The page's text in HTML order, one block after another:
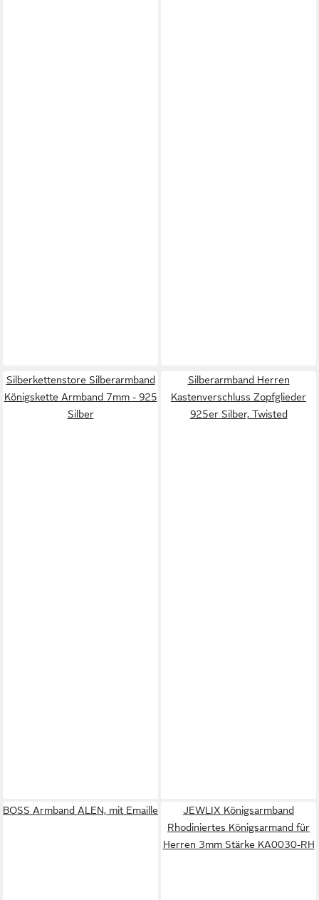
Silberkettenstore Silberarmband
Königskette Armband 7mm - 925
Silber
Silberarmband Herren
Kastenverschluss Zopfglieder
925er Silber, Twisted
BOSS Armband ALEN, mit Emaille
JEWLIX Königsarmband
Rhodiniertes Königsarmand für
Herren 3mm Stärke KA0030-RH